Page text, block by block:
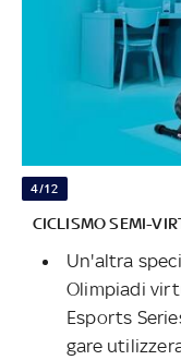
4/12
CICLISMO SEMI-
Un'altra
Olimpiadi
Esports
gare